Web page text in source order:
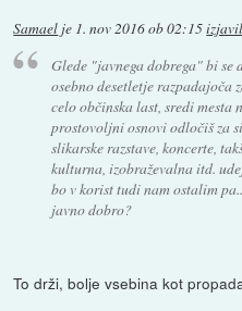
Samael je 1. nov 2016 ob 02:15
Glede "javnega dobrega" bi
osebno desetletje razpadajoča
celo občinska last, sredi mesta
prostovoljni osnovi odločiš za
slikarske razstave, koncerte,
kulturna, izobraževalna itd.
bo v korist tudi nam ostalim
javno dobro?
To drži, bolje vsebina kot